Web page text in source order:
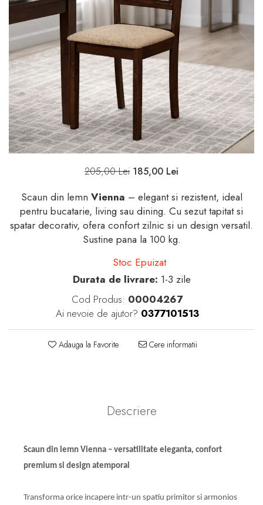
205,00 Lei 185,00 Lei
Scaun din lemn Vienna – elegant si rezistent, ideal
pentru bucatarie, living sau dining. Cu sezut tapitat si
spatar decorativ, ofera confort zilnic si un design versatil.
Sustine pana la 100 kg.
Stoc Epuizat
Durata de livrare: 1-3 zile
Cod Produs: 00004267
Ai nevoie de ajutor? 0377101513
Adauga la Favorite Cere informatii
Descriere
Scaun din lemn Vienna – versatilitate eleganta, confort
premium si design atemporal
Transforma orice incapere intr-un spatiu primitor si armonios